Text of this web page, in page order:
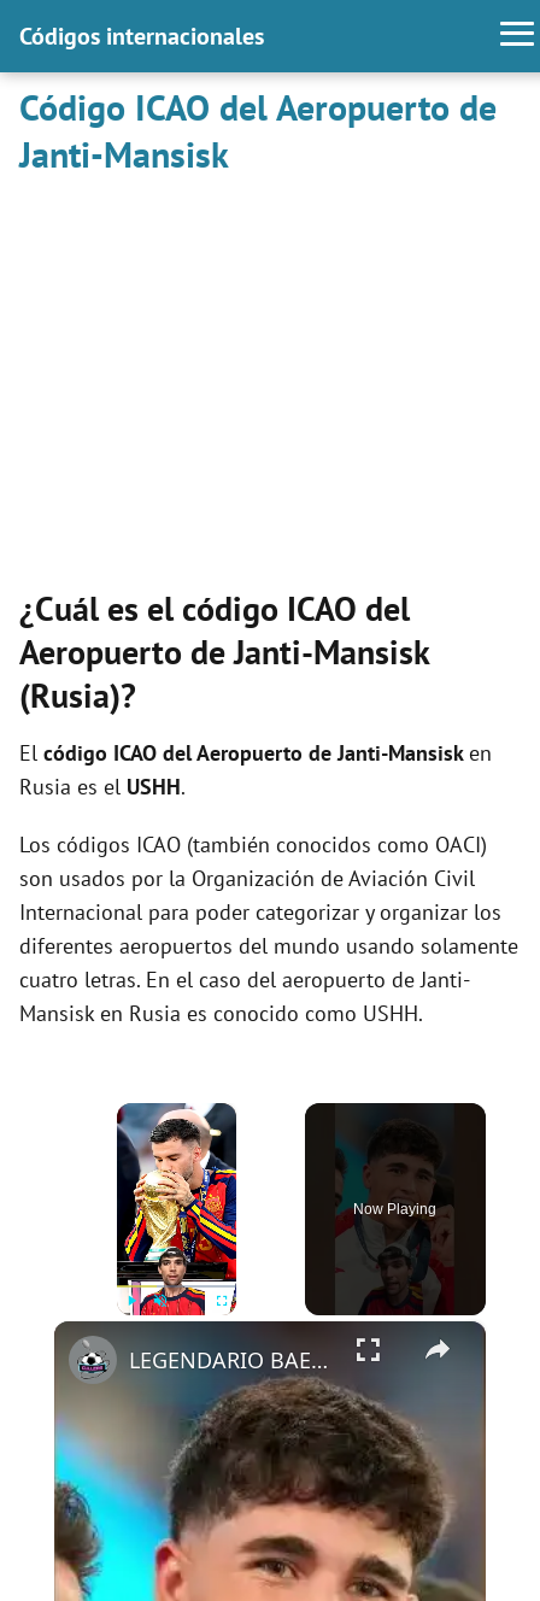
Códigos internacionales
Código ICAO del Aeropuerto de
Janti-Mansisk
¿Cuál es el código ICAO del
Aeropuerto de Janti-Mansisk
(Rusia)?
El código ICAO delAeropuerto de Janti-Mansisken
Rusia es el USHH.
Los códigos ICAO (también conocidos como OACI)
son usados por la Organización de Aviación Civil
Internacional para poder categorizar y organizar los
diferentes aeropuertos del mundo usando solamente
cuatro letras. En el caso del aeropuerto de Janti-
Mansisk en Rusia es conocido como USHH.
×
Now Playing
×
LEGENDARIO BAENA